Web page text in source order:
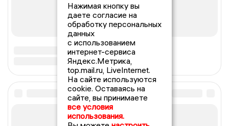
Нажимая кнопку вы
даете согласие на
обработку персональных
данных
с использованием
интернет-сервиса
Яндекс.Метрика,
top.mail.ru, LiveInternet.
На сайте используются
cookie. Оставаясь на
сайте, вы принимаете
все условия
использования.